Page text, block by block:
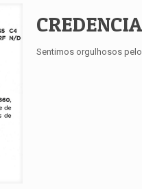
Sentimos orgulhosos